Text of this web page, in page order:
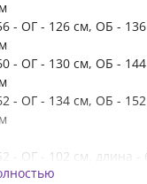
- ОГ - 126 см, ОБ -
- ОГ - 130 см, ОБ -
- ОГ - 134 см, ОБ -
- ОГ - 102 см, длина -
- ОГ - 110 см, длина -